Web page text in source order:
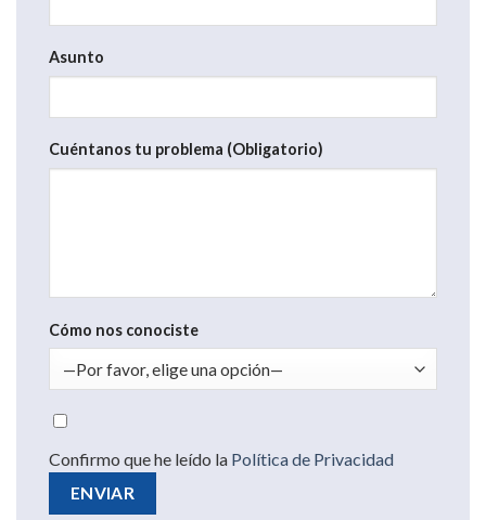
Asunto
Cuéntanos tu problema (Obligatorio)
Cómo nos conociste
Confirmo que he leído la Política de Privacidad